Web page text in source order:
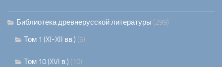
Библиотека древнерусской литературы (299)
Том 1 (XI-XII вв.) (6)
Том 10 (XVI в.) (10)